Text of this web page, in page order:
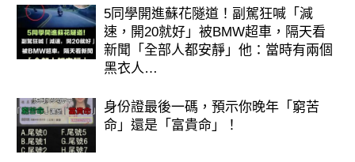
5同學開進蘇花隧道！副駕狂喊「減
速，開20就好」被BMW超車，隔天看
新聞「全部人都安靜」他：當時有兩個
黑衣人…
身份證最後一碼，預示你晚年「窮苦
命」還是「富貴命」！